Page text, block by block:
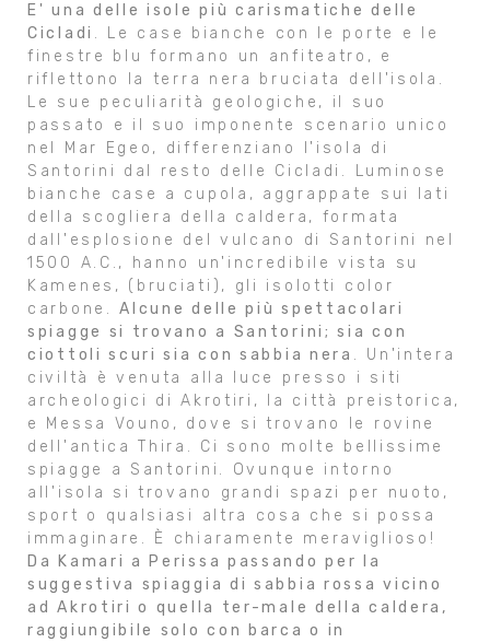
E' una delle isole più carismatiche delle
Cicladi . Le case bianche con le porte e le
finestre blu formano un anfiteatro, e
riflettono la terra nera bruciata dell'isola.
Le sue peculiarità geologiche, il suo
passato e il suo imponente scenario unico
nel Mar Egeo, differenziano l'isola di
Santorini dal resto delle Cicladi. Luminose
bianche case a cupola, aggrappate sui lati
della scogliera della caldera, formata
dall'esplosione del vulcano di Santorini nel
1500 A.C., hanno un'incredibile vista su
Kamenes, (bruciati), gli isolotti color
carbone.Alcune delle più spettacolari
spiagge si trovano a Santorini; sia con
ciottoli scuri sia con sabbia nera . Un'intera
civiltà è venuta alla luce presso i siti
archeologici di Akrotiri, la città preistorica,
e Messa Vouno, dove si trovano le rovine
dell'antica Thira. Ci sono molte bellissime
spiagge a Santorini. Ovunque intorno
all'isola si trovano grandi spazi per nuoto,
sport o qualsiasi altra cosa che si possa
immaginare. È chiaramente meraviglioso!
Da Kamari a Perissa passando per la
suggestiva spiaggia di sabbia rossa vicino
ad Akrotiri o quella ter-male della caldera,
raggiungibile solo con barca o in